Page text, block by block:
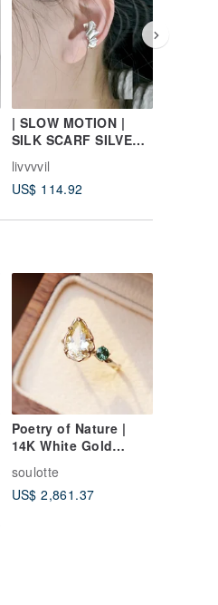
| SLOW MOTION |
SILK SCARF SILVER
EAR CUFF
livvvvil
US$ 114.92
Poetry of Nature |
14K White Gold
Natural Beryl and
Tourmaline Ring
soulotte
US$ 2,861.37